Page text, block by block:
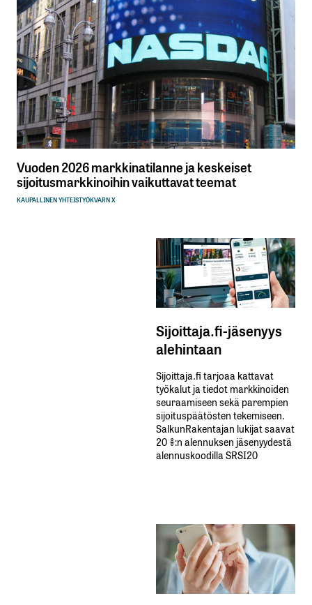
Vuoden 2026 markkinatilanne ja keskeiset
sijoitusmarkkinoihin vaikuttavat teemat
KAUPALLINEN YHTEISTYÖKVARN X
Sijoittaja.fi-jäsenyys
alehintaan
Sijoittaja.fi tarjoaa kattavat
työkalut ja tiedot markkinoiden
seuraamiseen sekä parempien
sijoituspäätösten tekemiseen.
SalkunRakentajan lukijat saavat
20 %:n alennuksen jäsenyydestä
alennuskoodilla SRSI20